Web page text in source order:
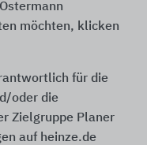
möchten, klicken
für die
oder die
Zielgruppe Planer
auf heinze.de